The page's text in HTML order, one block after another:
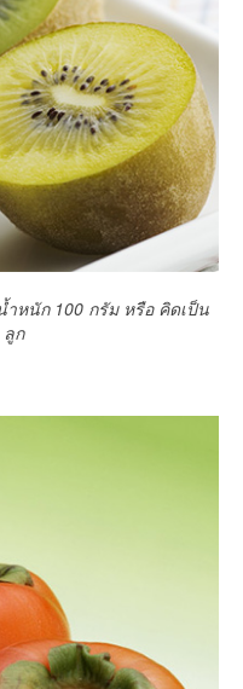
หนัก 100 กรัม หรือ คิดเป็น
ก